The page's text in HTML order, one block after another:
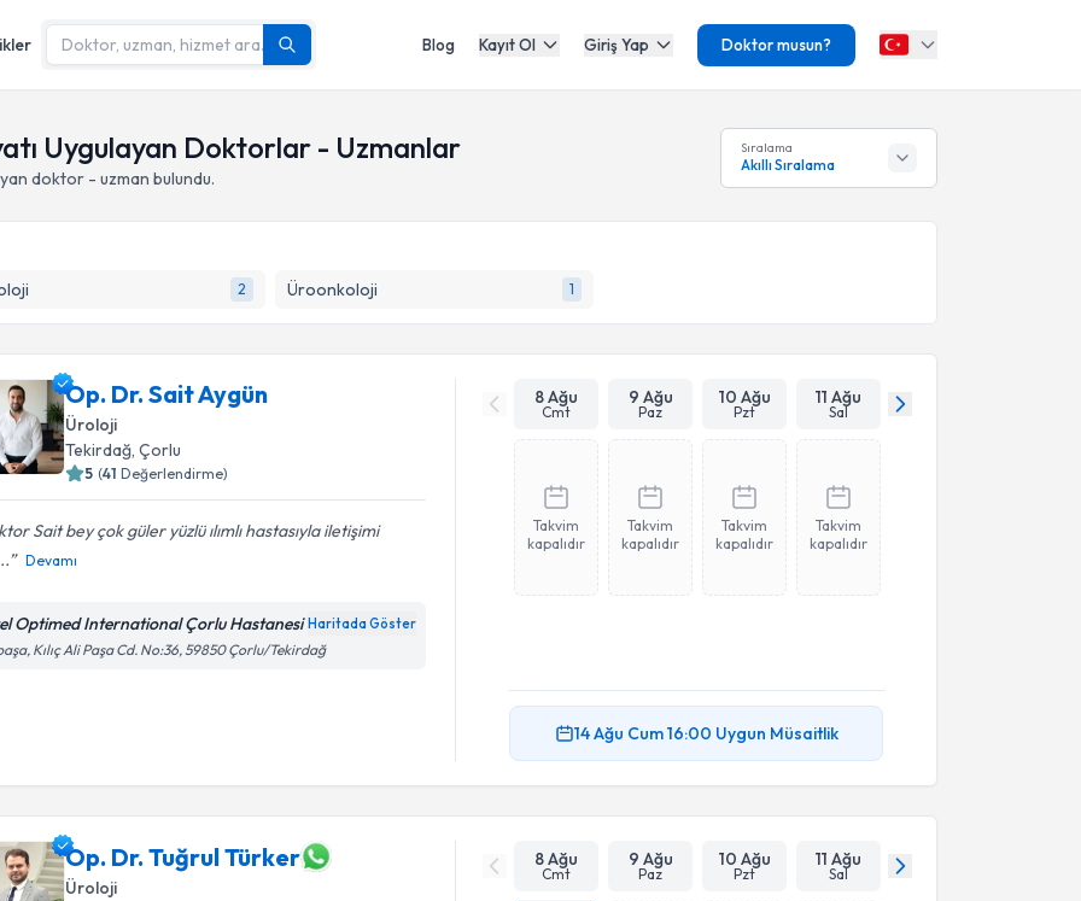
Blog Kayıt Ol Giriş Yap Doktor musun?
Uygulayan Doktorlar - Uzmanlar
doktor - uzman bulundu.
Sıralama
Akıllı Sıralama
2 Üroonkoloji 1
Op. Dr. Sait Aygün
Üroloji
Tekirdağ,Çorlu
5 (41 Değerlendirme)
Sait bey çok güler yüzlü ılımlı hastasıyla iletişimi
Devamı
Optimed International Çorlu Hastanesi Haritada Göster
Kılıç Ali Paşa Cd. No:36, 59850 Çorlu/Tekirdağ
8 Ağu
Cmt
9 Ağu
Paz
10 Ağu
Pzt
11 Ağu
Sal
Takvim
kapalıdır
Takvim
kapalıdır
Takvim
kapalıdır
Takvim
kapalıdır
14 Ağu Cum16:00 Uygun Müsaitlik
Op. Dr. Tuğrul Türker
Üroloji
8 Ağu
Cmt
9 Ağu
Paz
10 Ağu
Pzt
11 Ağu
Sal